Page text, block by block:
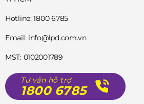
Hotline: 1800 6785
Email: info@lpd.com.vn
MST: 0102001789
Tư vấn hỗ trợ
1800 6785